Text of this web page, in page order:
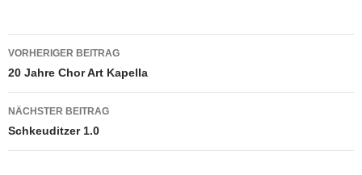
Beitragsnavigation
VORHERIGER BEITRAG
20 Jahre Chor Art Kapella
NÄCHSTER BEITRAG
Schkeuditzer 1.0